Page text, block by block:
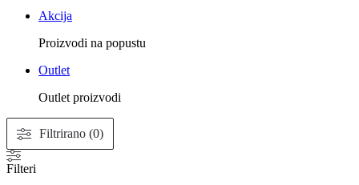
Akcija
Proizvodi na popustu
Outlet
Outlet proizvodi
Filtrirano (0)
Filteri